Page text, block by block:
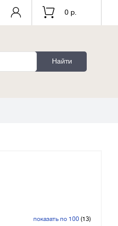
0 р.
Найти
показать по 100(13)